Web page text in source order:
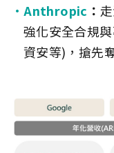
Anthropic ：
強化安全合規
資安等)，搶先